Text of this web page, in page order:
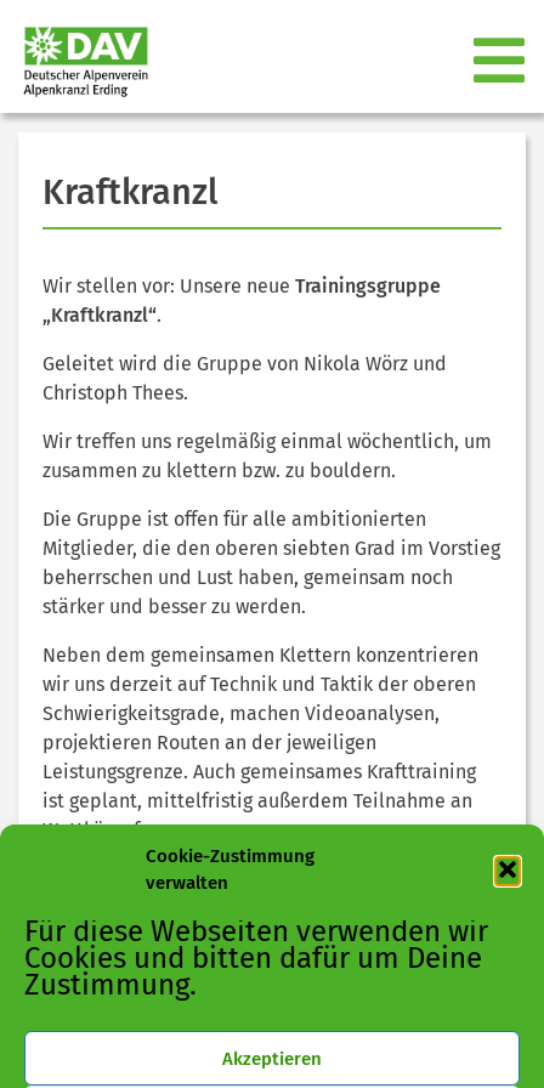
Cookie-Zustimmung
verwalten
Für diese Webseiten verwenden wir
Cookies und bitten dafür um Deine
Zustimmung.
Akzeptieren
Kraftkranzl
Wir stellen vor: Unsere neue Trainingsgruppe
„Kraftkranzl“.
Geleitet wird die Gruppe von Nikola Wörz und
Christoph Thees.
Wir treffen uns regelmäßig einmal wöchentlich, um
zusammen zu klettern bzw. zu bouldern.
Die Gruppe ist offen für alle ambitionierten
Mitglieder, die den oberen siebten Grad im Vorstieg
beherrschen und Lust haben, gemeinsam noch
stärker und besser zu werden.
Neben dem gemeinsamen Klettern konzentrieren
wir uns derzeit auf Technik und Taktik der oberen
Schwierigkeitsgrade, machen Videoanalysen,
projektieren Routen an der jeweiligen
Leistungsgrenze. Auch gemeinsames Krafttraining
ist geplant, mittelfristig außerdem Teilnahme an
Wettkämpfen.
Macht riesig Spaß!
Bei Interesse bitte melden beiChristoph Thees, Tel.
01511 7854863